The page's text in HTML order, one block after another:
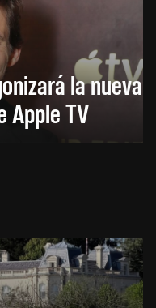
la nueva
Apple TV